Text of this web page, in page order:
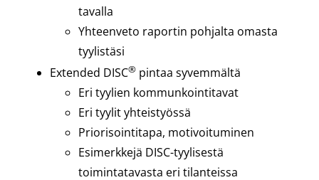
tavalla
Yhteenveto raportin pohjalta omasta
tyylistäsi
Extended DISC® pintaa syvemmältä
Eri tyylien kommunkointitavat
Eri tyylit yhteistyössä
Priorisointitapa, motivoituminen
Esimerkkejä DISC-tyylisestä
toimintatavasta eri tilanteissa